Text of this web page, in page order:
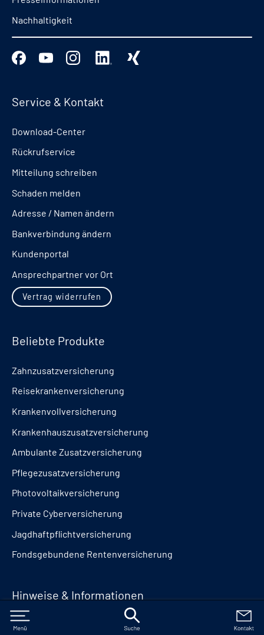
Nachhaltigkeit
Service & Kontakt
Download-Center
Rückrufservice
Mitteilung schreiben
Schaden melden
Adresse / Namen ändern
Bankverbindung ändern
Kundenportal
Ansprechpartner vor Ort
Vertrag widerrufen
Beliebte Produkte
Zahnzusatzversicherung
Reisekrankenversicherung
Krankenvollversicherung
Krankenhauszusatzversicherung
Ambulante Zusatzversicherung
Pflegezusatzversicherung
Photovoltaikversicherung
Private Cyberversicherung
Jagdhaftpflichtversicherung
Fondsgebundene Rentenversicherung
Hinweise & Informationen
Impressum